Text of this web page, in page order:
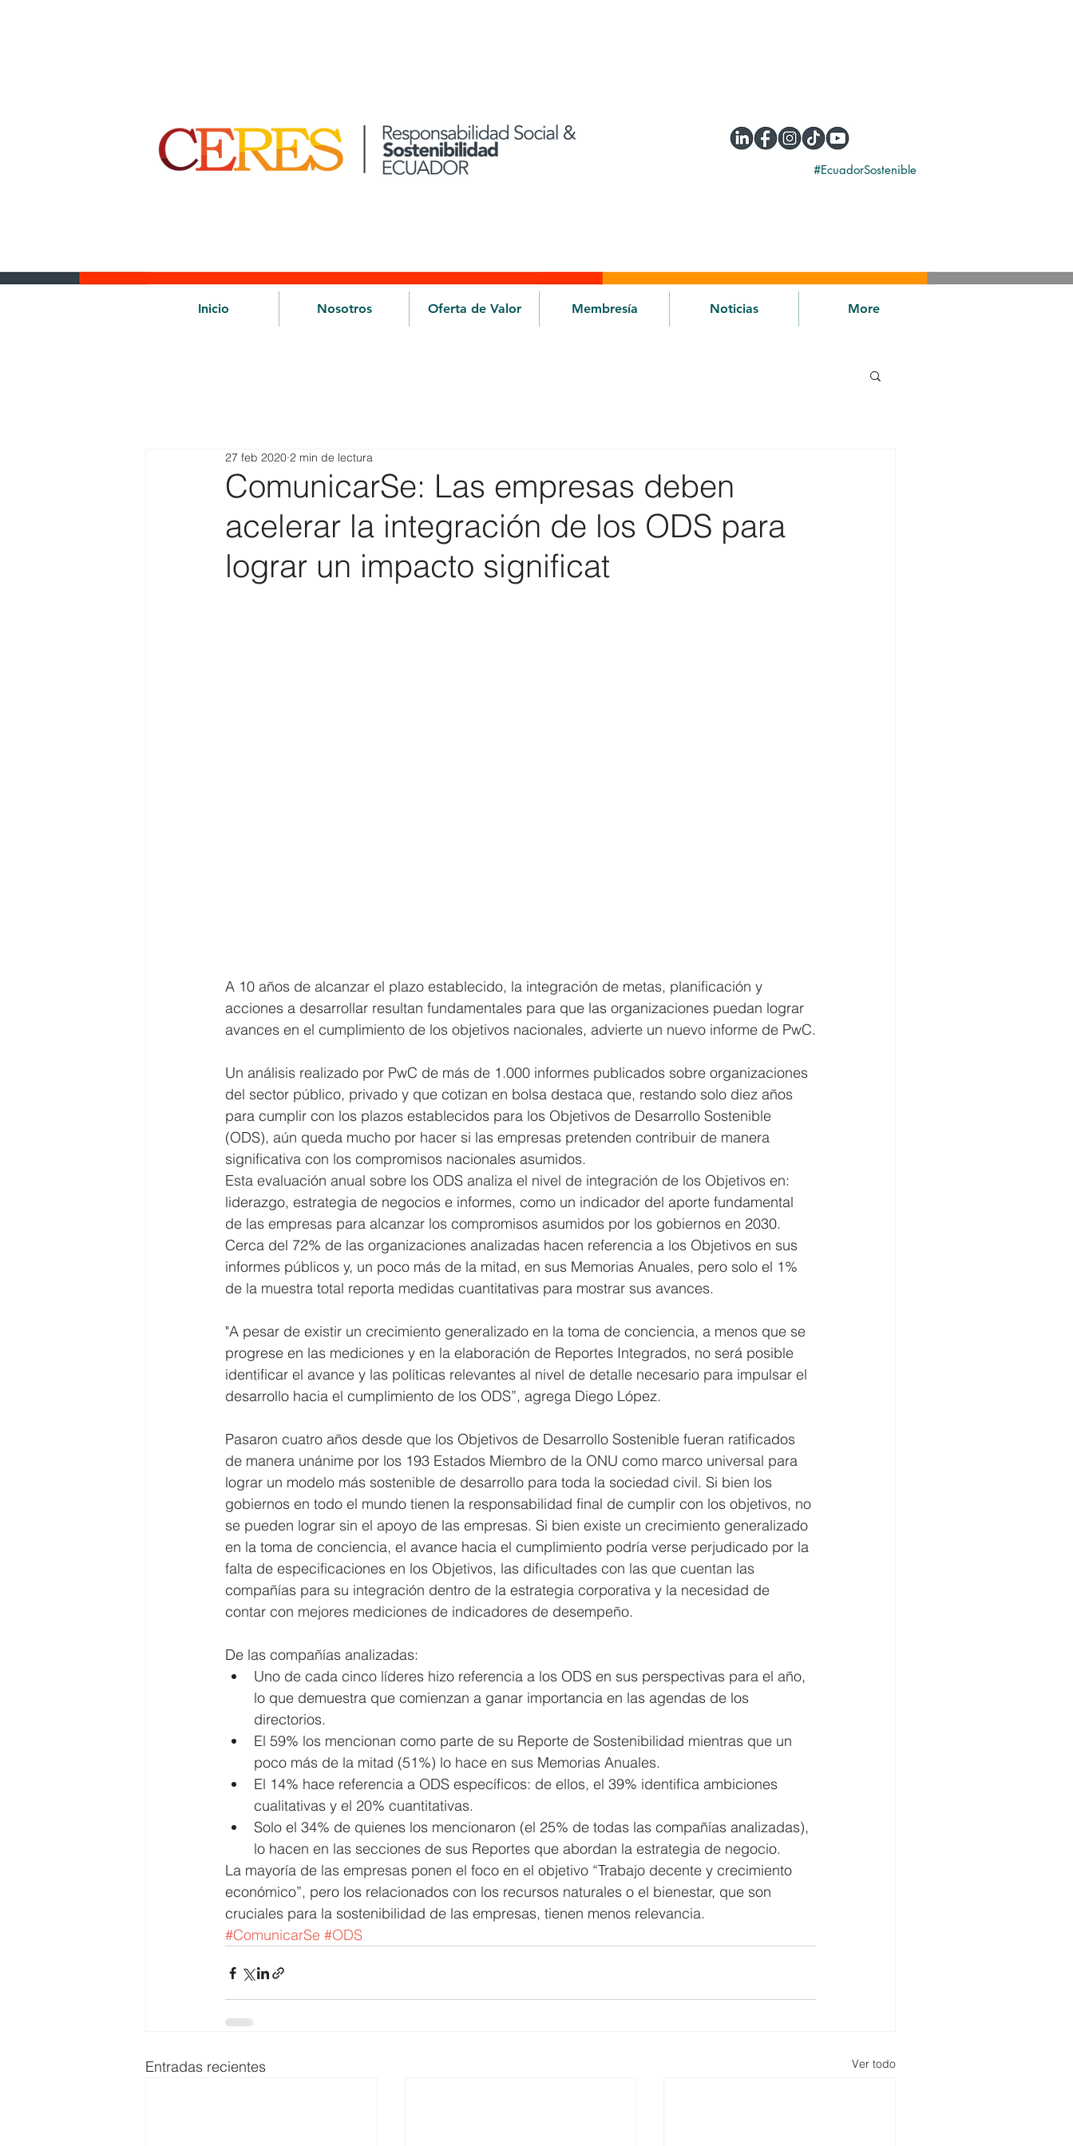
#EcuadorSostenible
Inicio Nosotros Oferta de Valor Membresía Noticias More
ComunicarSe: Las empresas deben
acelerar la integración de los ODS para
lograr un impacto significat
27 feb 2020 2 min de lectura
A 10 años de alcanzar el plazo establecido, la integración de metas, planificación y
acciones a desarrollar resultan fundamentales para que las organizaciones puedan lograr
avances en el cumplimiento de los objetivos nacionales, advierte un nuevo informe de PwC.
Un análisis realizado por PwC de más de 1.000 informes publicados sobre organizaciones
del sector público, privado y que cotizan en bolsa destaca que, restando solo diez años
para cumplir con los plazos establecidos para los Objetivos de Desarrollo Sostenible
(ODS), aún queda mucho por hacer si las empresas pretenden contribuir de manera
significativa con los compromisos nacionales asumidos.
Esta evaluación anual sobre los ODS analiza el nivel de integración de los Objetivos en:
liderazgo, estrategia de negocios e informes, como un indicador del aporte fundamental
de las empresas para alcanzar los compromisos asumidos por los gobiernos en 2030.
Cerca del 72% de las organizaciones analizadas hacen referencia a los Objetivos en sus
informes públicos y, un poco más de la mitad, en sus Memorias Anuales, pero solo el 1%
de la muestra total reporta medidas cuantitativas para mostrar sus avances.
"A pesar de existir un crecimiento generalizado en la toma de conciencia, a menos que se
progrese en las mediciones y en la elaboración de Reportes Integrados, no será posible
identificar el avance y las políticas relevantes al nivel de detalle necesario para impulsar el
desarrollo hacia el cumplimiento de los ODS”, agrega Diego López.
Pasaron cuatro años desde que los Objetivos de Desarrollo Sostenible fueran ratificados
de manera unánime por los 193 Estados Miembro de la ONU como marco universal para
lograr un modelo más sostenible de desarrollo para toda la sociedad civil. Si bien los
gobiernos en todo el mundo tienen la responsabilidad final de cumplir con los objetivos, no
se pueden lograr sin el apoyo de las empresas. Si bien existe un crecimiento generalizado
en la toma de conciencia, el avance hacia el cumplimiento podría verse perjudicado por la
falta de especificaciones en los Objetivos, las dificultades con las que cuentan las
compañías para su integración dentro de la estrategia corporativa y la necesidad de
contar con mejores mediciones de indicadores de desempeño.
De las compañías analizadas:
Uno de cada cinco líderes hizo referencia a los ODS en sus perspectivas para el año,
lo que demuestra que comienzan a ganar importancia en las agendas de los
directorios.
El 59% los mencionan como parte de su Reporte de Sostenibilidad mientras que un
poco más de la mitad (51%) lo hace en sus Memorias Anuales.
El 14% hace referencia a ODS específicos: de ellos, el 39% identifica ambiciones
cualitativas y el 20% cuantitativas.
Solo el 34% de quienes los mencionaron (el 25% de todas las compañías analizadas),
lo hacen en las secciones de sus Reportes que abordan la estrategia de negocio.
La mayoría de las empresas ponen el foco en el objetivo “Trabajo decente y crecimiento
económico”, pero los relacionados con los recursos naturales o el bienestar, que son
cruciales para la sostenibilidad de las empresas, tienen menos relevancia.
#ComunicarSe #ODS
Entradas recientes Ver todo